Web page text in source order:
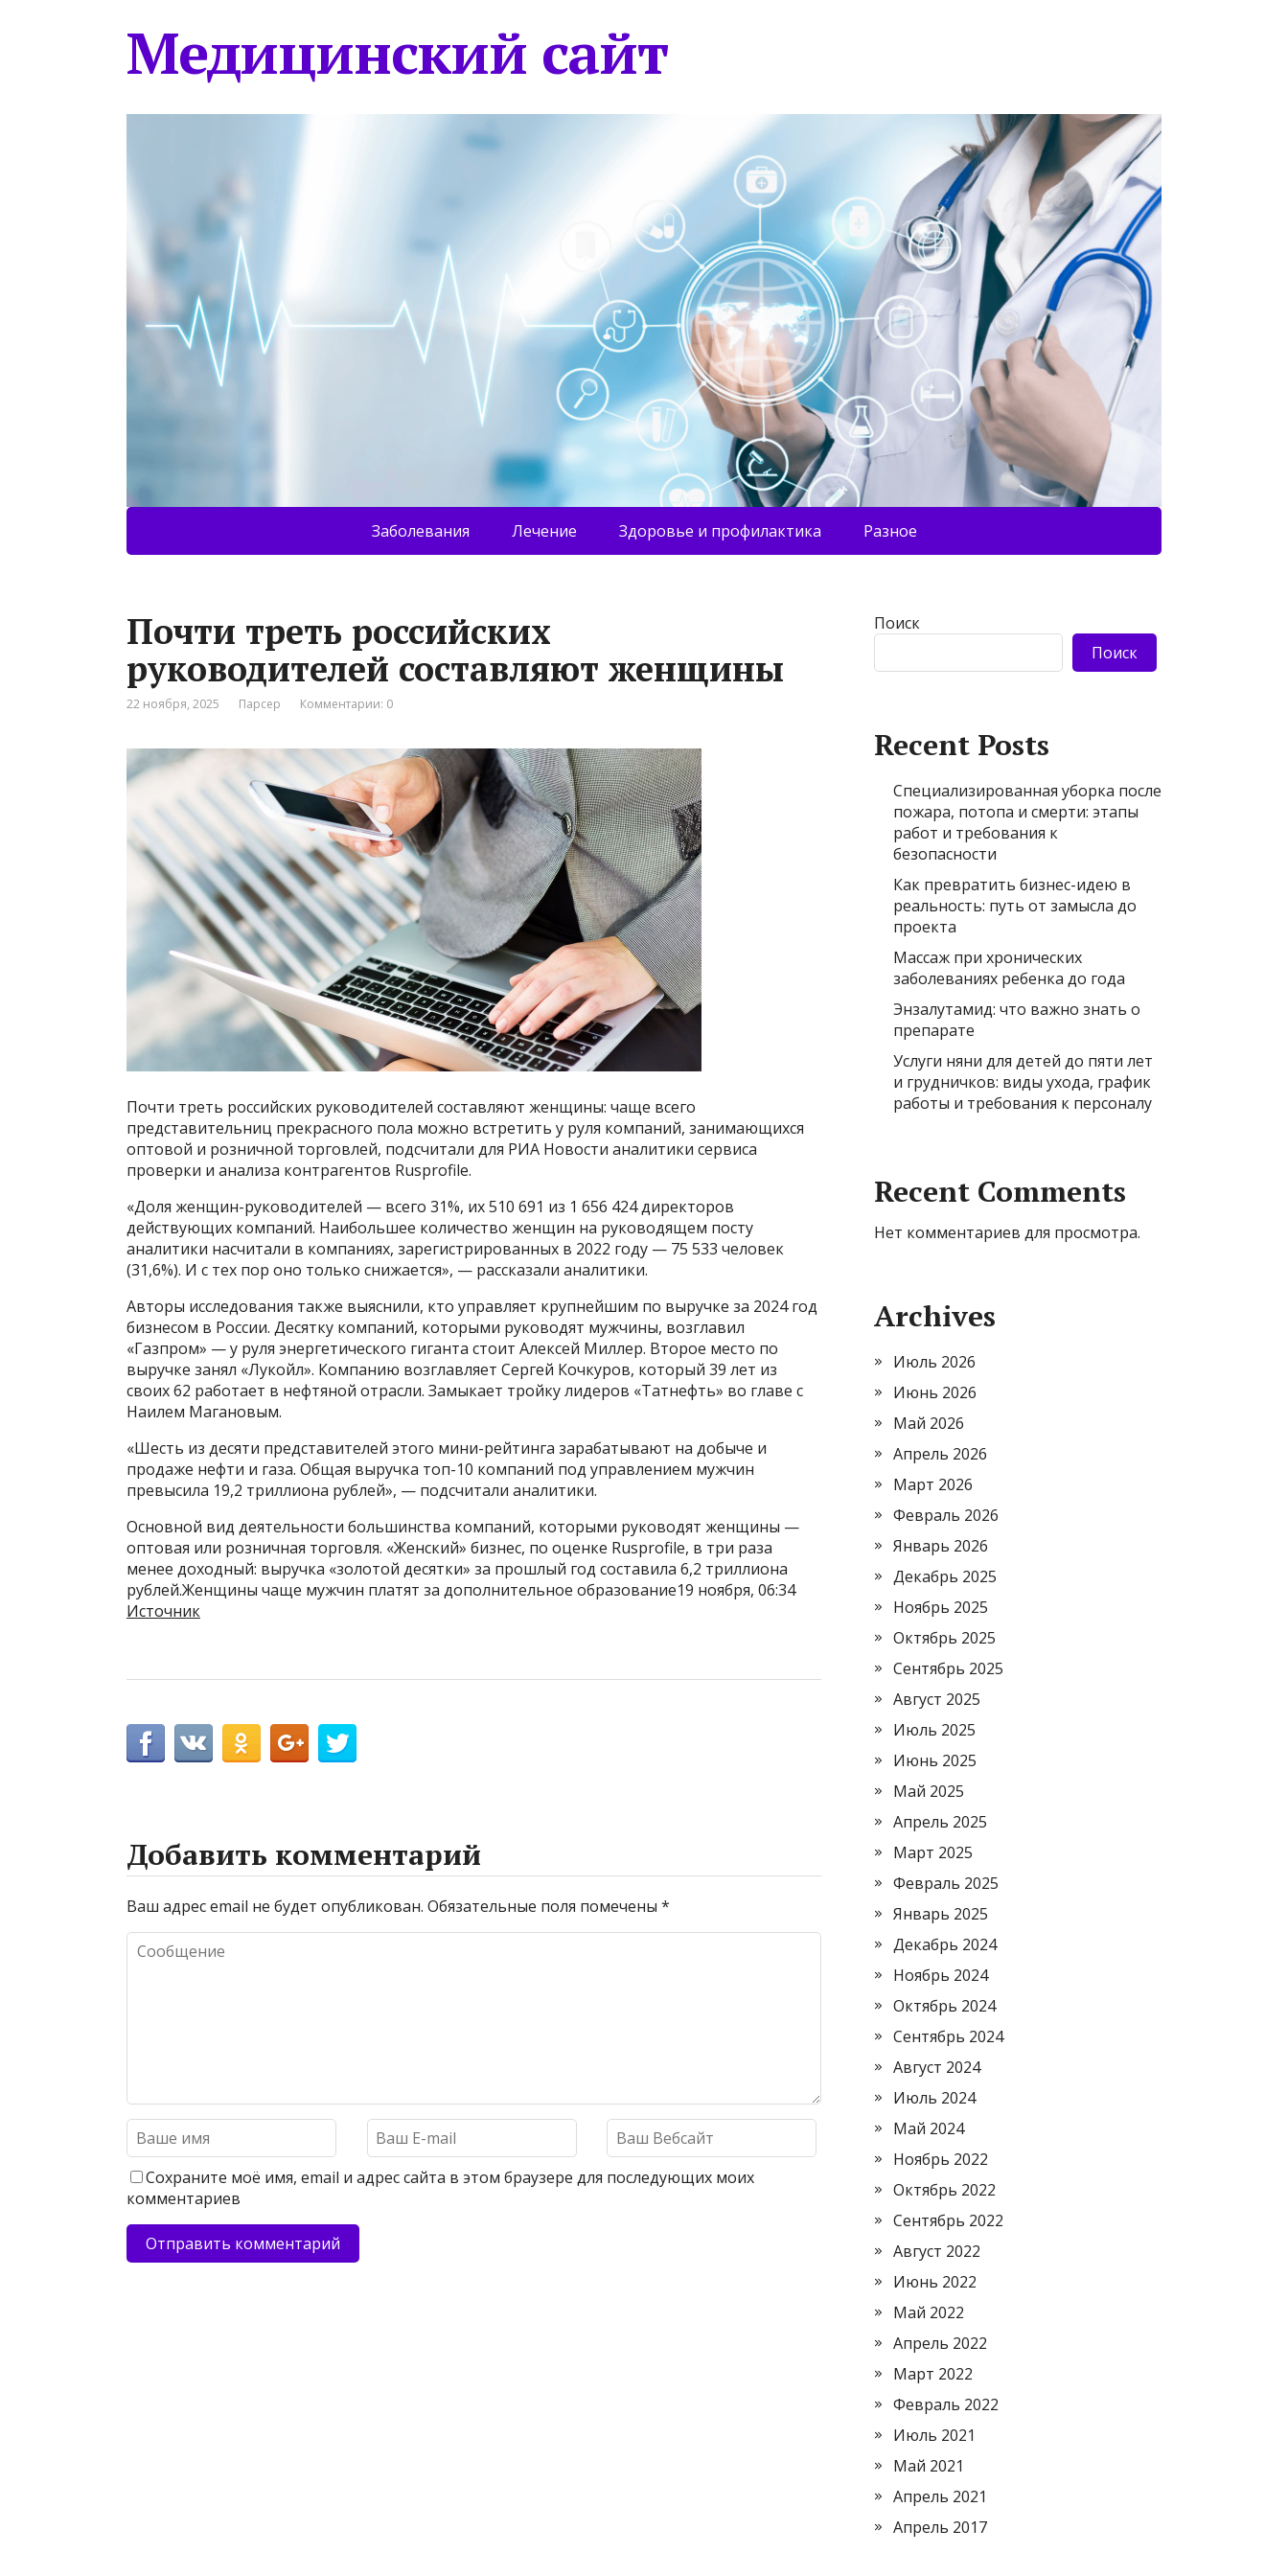
Медицинский сайт
Заболевания Лечение Здоровье и профилактика Разное
Почти треть российских
руководителей составляют женщины
22 ноября, 2025 Парсер Комментарии: 0
Почти треть российских руководителей составляют женщины: чаще всего
представительниц прекрасного пола можно встретить у руля компаний, занимающихся
оптовой и розничной торговлей, подсчитали для РИА Новости аналитики сервиса
проверки и анализа контрагентов Rusprofile.
«Доля женщин-руководителей — всего 31%, их 510 691 из 1 656 424 директоров
действующих компаний. Наибольшее количество женщин на руководящем посту
аналитики насчитали в компаниях, зарегистрированных в 2022 году — 75 533 человек
(31,6%). И с тех пор оно только снижается», — рассказали аналитики.
Авторы исследования также выяснили, кто управляет крупнейшим по выручке за 2024 год
бизнесом в России. Десятку компаний, которыми руководят мужчины, возглавил
«Газпром» — у руля энергетического гиганта стоит Алексей Миллер. Второе место по
выручке занял «Лукойл». Компанию возглавляет Сергей Кочкуров, который 39 лет из
своих 62 работает в нефтяной отрасли. Замыкает тройку лидеров «Татнефть» во главе с
Наилем Магановым.
«Шесть из десяти представителей этого мини-рейтинга зарабатывают на добыче и
продаже нефти и газа. Общая выручка топ-10 компаний под управлением мужчин
превысила 19,2 триллиона рублей», — подсчитали аналитики.
Основной вид деятельности большинства компаний, которыми руководят женщины —
оптовая или розничная торговля. «Женский» бизнес, по оценке Rusprofile, в три раза
менее доходный: выручка «золотой десятки» за прошлый год составила 6,2 триллиона
рублей.Женщины чаще мужчин платят за дополнительное образование19 ноября, 06:34
Источник
Добавить комментарий
Ваш адрес email не будет опубликован. Обязательные поля помечены *
Сохраните моё имя, email и адрес сайта в этом браузере для последующих моих
комментариев
Поиск
Поиск
Recent Posts
Специализированная уборка после
пожара, потопа и смерти: этапы
работ и требования к
безопасности
Как превратить бизнес-идею в
реальность: путь от замысла до
проекта
Массаж при хронических
заболеваниях ребенка до года
Энзалутамид: что важно знать о
препарате
Услуги няни для детей до пяти лет
и грудничков: виды ухода, график
работы и требования к персоналу
Recent Comments
Нет комментариев для просмотра.
Archives
Июль 2026
Июнь 2026
Май 2026
Апрель 2026
Март 2026
Февраль 2026
Январь 2026
Декабрь 2025
Ноябрь 2025
Октябрь 2025
Сентябрь 2025
Август 2025
Июль 2025
Июнь 2025
Май 2025
Апрель 2025
Март 2025
Февраль 2025
Январь 2025
Декабрь 2024
Ноябрь 2024
Октябрь 2024
Сентябрь 2024
Август 2024
Июль 2024
Май 2024
Ноябрь 2022
Октябрь 2022
Сентябрь 2022
Август 2022
Июнь 2022
Май 2022
Апрель 2022
Март 2022
Февраль 2022
Июль 2021
Май 2021
Апрель 2021
Апрель 2017